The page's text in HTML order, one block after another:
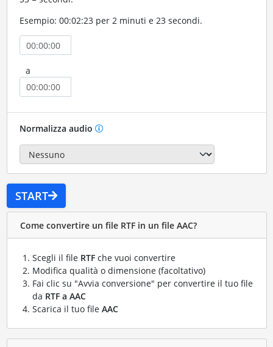
Esempio: 00:02:23 per 2 minuti e 23 secondi.
a
Normalizza audio
START
Come convertire un file RTF in un file AAC?
Scegli il file RTFche vuoi convertire
Modifica qualità o dimensione (facoltativo)
Fai clic su "Avvia conversione" per convertire il tuo file
da RTF a AAC
Scarica il tuo file AAC